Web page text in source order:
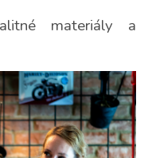
materiály a